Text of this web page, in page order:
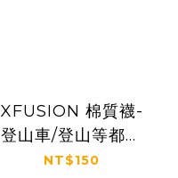
XFUSION 棉質襪-
登山車/登山等都可
使用
NT$150